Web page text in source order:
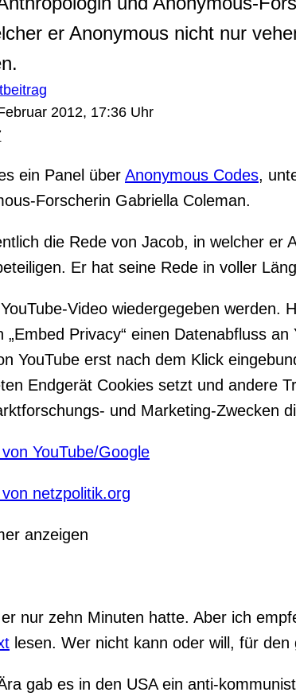
er Anonymous nicht nur
2012, 17:36 Uhr
ein Panel über Anonymous Codes,
Forscherin Gabriella Coleman.
die Rede von Jacob, in welcher
Er hat seine Rede in voller
Video wiedergegeben
Privacy“ einen Datenabfluss
YouTube erst nach dem Klick
Endgerät Cookies setzt und andere
und Marketing-Zwecken
YouTube/Google
netzpolitik.org
anzeigen
nur zehn Minuten hatte. Aber ich
lesen. Wer nicht kann oder will, für
gab es in den USA ein anti-